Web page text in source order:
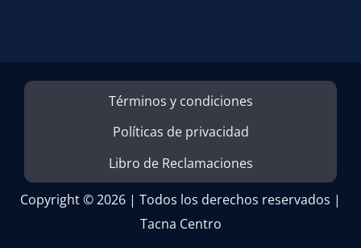
Términos y condiciones
Políticas de privacidad
Libro de Reclamaciones
Copyright © 2026 | Todos los derechos reservados |
Tacna Centro